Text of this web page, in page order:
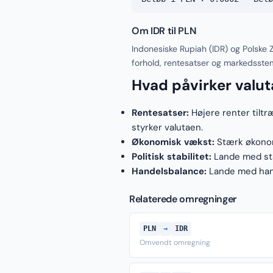
Om IDR til PLN
Indonesiske Rupiah (IDR) og
forhold, rentesatser og
Hvad påvirker
Rentesatser: Højere renter
styrker valutaen.
Økonomisk vækst: Stærk
Politisk stabilitet: Lande med
Handelsbalance: Lande med
Relaterede omregninger
PLN → IDR
Omvendt omregning